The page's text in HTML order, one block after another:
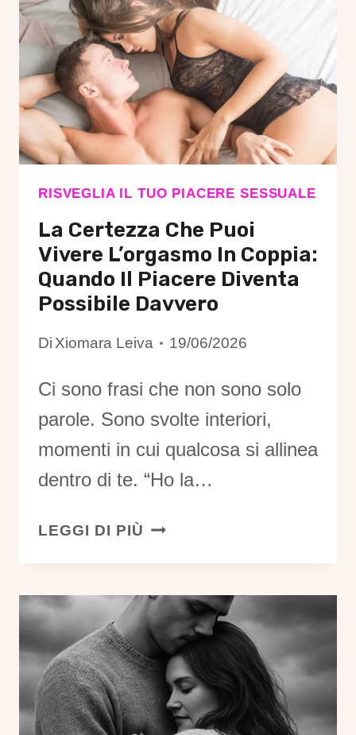
L’INIZIO:
LA
TRASFORMAZIONE
CHE
OGNI
DONNA
PUÒ
VIVERE
RISVEGLIA IL TUO PIACERE SESSUALE
La Certezza Che Puoi
Vivere L’orgasmo In Coppia:
Quando Il Piacere Diventa
Possibile Davvero
DiXiomara Leiva 19/06/2026
Ci sono frasi che non sono solo
parole. Sono svolte interiori,
momenti in cui qualcosa si allinea
dentro di te. “Ho la…
LEGGI DI PIÙ LA
PUOI
VIVERE
L’ORGASMO
IN
COPPIA:
QUANDO